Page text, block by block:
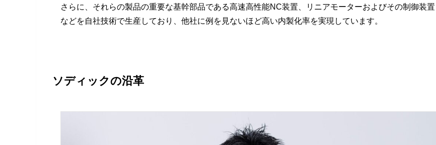
さらに、それらの製品の重要な基幹部品である高速高性能NC装置、リニアモーターおよびその制御装置
などを自社技術で生産しており、他社に例を見ないほど高い内製化率を実現しています。
ソディックの沿革